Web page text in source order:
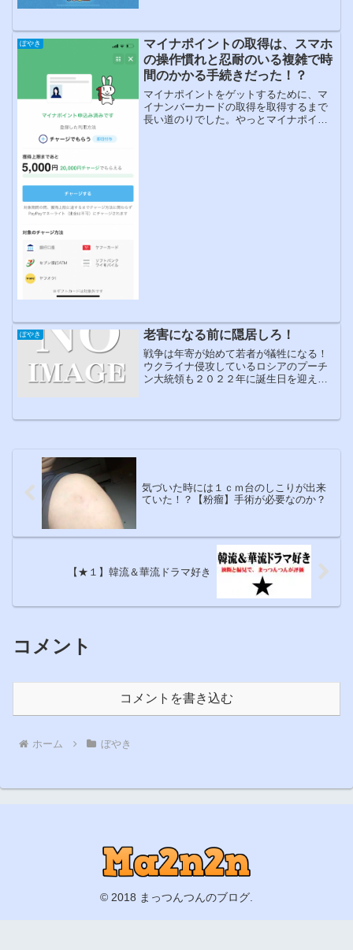
ぼやき
マイナポイントの取得は、スマホ
の操作慣れと忍耐のいる複雑で時
間のかかる手続きだった！？
マイナポイントをゲットするために、マ
イナンバーカードの取得を取得するまで
長い道のりでした。やっとマイナポイン
ぼやき 老害になる前に隠居しろ！
戦争は年寄が始めて若者が犠牲になる！
ウクライナ侵攻しているロシアのプーチ
ン大統領も２０２２年に誕生日を迎えれ
も決められ、今回のウクライナ戦争も現
気づいた時には１ｃｍ台のしこりが出来
ていた！？【粉瘤】手術が必要なのか？
【★１】韓流＆華流ドラマ好き
コメント
コメントを書き込む
ホーム ぼやき
© 2018 まっつんつんのブログ.